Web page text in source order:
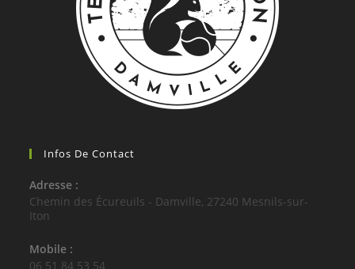
Infos De Contact
Adresse :
Chemin des Écureuils - Damville, 27240 Mesnils-sur-
Iton
Mobile :
06 51 84 53 54